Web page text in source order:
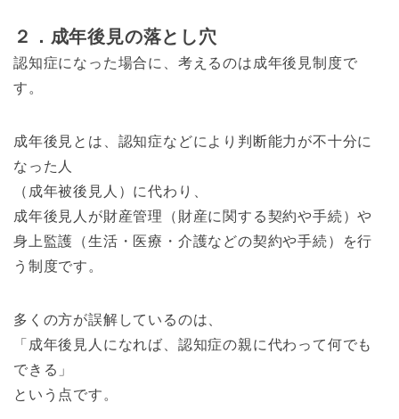
２．成年後見の落とし穴
認知症になった場合に、考えるのは成年後見制度で
す。
成年後見とは、認知症などにより判断能力が不十分に
なった人
（成年被後見人）に代わり、
成年後見人が財産管理（財産に関する契約や手続）や
身上監護（生活・医療・介護などの契約や手続）を行
う制度です。
多くの方が誤解しているのは、
「成年後見人になれば、認知症の親に代わって何でも
できる」
という点です。